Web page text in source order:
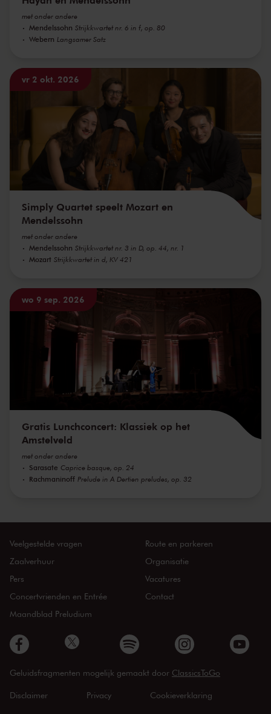
met onder andere
Mendelssohn Strijkkwartet nr. 6 in f, op. 80
Webern Langsamer Satz
vr 2 okt. 2026
Simply Quartet speelt Mozart en
Mendelssohn
met onder andere
Mendelssohn Strijkkwartet nr. 3 in D, op. 44, nr. 1
Mozart Strijkkwartet in d, KV 421
wo 9 sep. 2026
Gratis Lunchconcert: Klassiek op het
Amstelveld
met onder andere
Sarasate Caprice basque, op. 24
Rachmaninoff Prelude in A Dertien preludes, op. 32
Veelgestelde vragen
Zaalverhuur
Pers
Concertvrienden en Entrée
Maandblad Preludium
Route en parkeren
Organisatie
Vacatures
Contact
Geluidsfragmenten mogelijk gemaakt door ClassicsToGo
Disclaimer Privacy Cookieverklaring